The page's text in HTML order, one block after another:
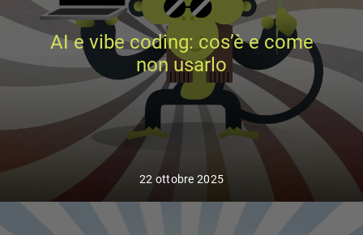
AI e vibe coding: cos’è e come
non usarlo
22 ottobre 2025